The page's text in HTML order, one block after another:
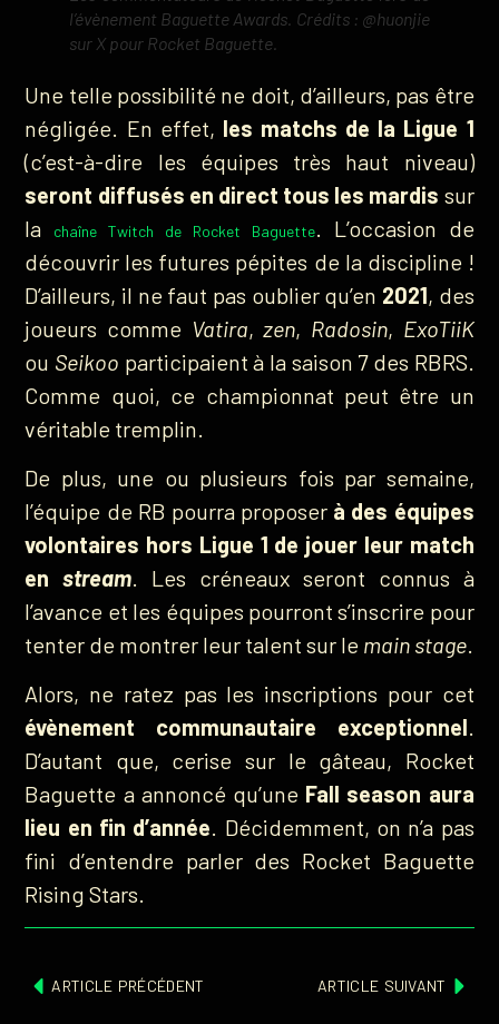
l’évènement Baguette Awards. Crédits : @huonjie
sur X pour Rocket Baguette.
Une telle possibilité ne doit, d’ailleurs, pas être
négligée. En effet, les matchs de la Ligue 1
(c’est-à-dire les équipes très haut niveau)
seront diffusés en direct tous les mardis sur
la
chaîne Twitch de Rocket Baguette. L’occasion de
découvrir les futures pépites de la discipline !
D’ailleurs, il ne faut pas oublier qu’en 2021, des
joueurs comme Vatira, zen, Radosin, ExoTiiK
ou Seikoo participaient à la saison 7 des RBRS.
Comme quoi, ce championnat peut être un
véritable tremplin.
De plus, une ou plusieurs fois par semaine,
l’équipe de RB pourra proposer à des équipes
volontaires hors Ligue 1 de jouer leur match
enstream. Les créneaux seront connus à
l’avance et les équipes pourront s’inscrire pour
tenter de montrer leur talent sur le main stage.
Alors, ne ratez pas les inscriptions pour cet
évènement communautaire exceptionnel.
D’autant que, cerise sur le gâteau, Rocket
Baguette a annoncé qu’une Fall season aura
lieu en fin d’année. Décidemment, on n’a pas
fini d’entendre parler des Rocket Baguette
Rising Stars.
ARTICLE PRÉCÉDENT ARTICLE SUIVANT